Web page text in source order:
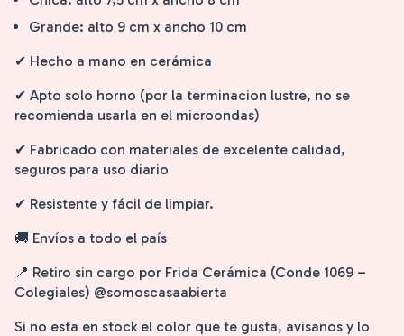
Grande: alto 9 cm x ancho 10 cm
✔ Hecho a mano en cerámica
✔ Apto solo horno (por la terminacion lustre, no se
recomienda usarla en el microondas)
✔ Fabricado con materiales de excelente calidad,
seguros para uso diario
✔ Resistente y fácil de limpiar.
🚚 Envíos a todo el país
📍 Retiro sin cargo por Frida Cerámica (Conde 1069 –
Colegiales) @somoscasaabierta
Si no esta en stock el color que te gusta, avisanos y lo